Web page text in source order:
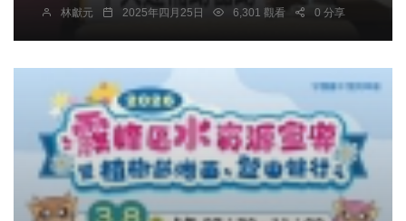
林獻元 2025年四月25日 6,301 觀看 0 分享